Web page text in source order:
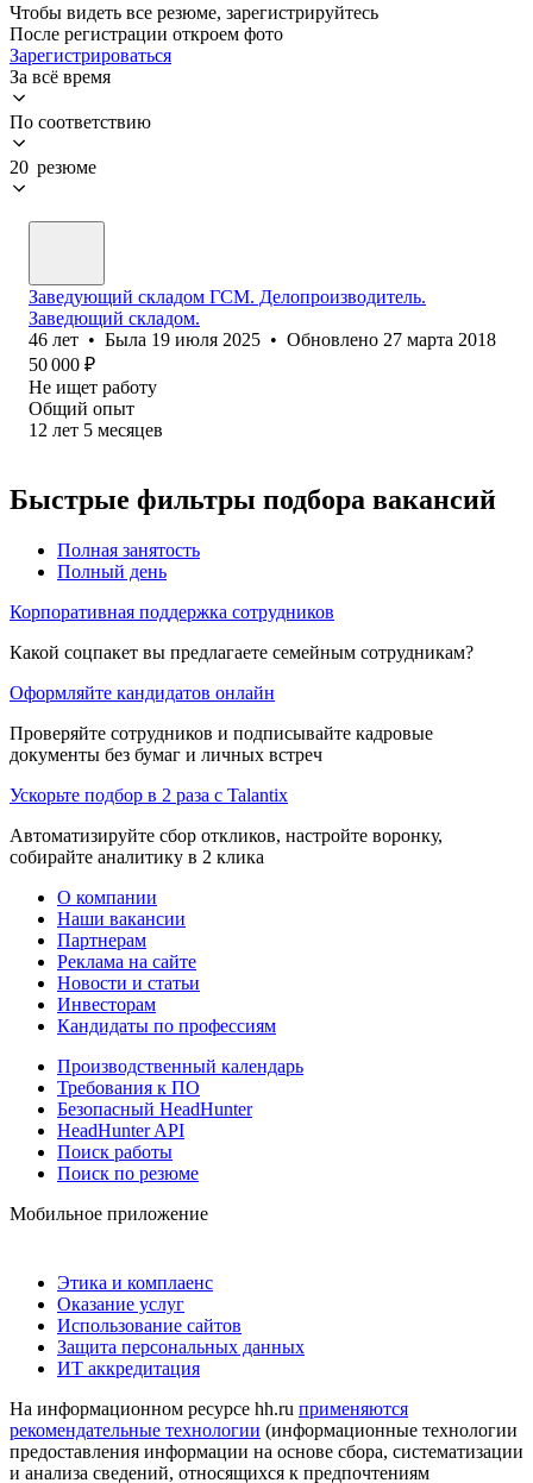
Чтобы видеть все резюме, зарегистрируйтесь
После регистрации откроем фото
Зарегистрироваться
За всё время
По соответствию
20 резюме
Заведующий складом ГСМ. Делопроизводитель.
Заведющий складом.
46 лет • Была 19 июля 2025 • Обновлено 27 марта 2018
50 000 ₽
Не ищет работу
Общий опыт
12 лет 5 месяцев
Быстрые фильтры подбора вакансий
Полная занятость
Полный день
Корпоративная поддержка сотрудников
Какой соцпакет вы предлагаете семейным сотрудникам?
Оформляйте кандидатов онлайн
Проверяйте сотрудников и подписывайте кадровые
документы без бумаг и личных встреч
Ускорьте подбор в 2 раза с Talantix
Автоматизируйте сбор откликов, настройте воронку,
собирайте аналитику в 2 клика
О компании
Наши вакансии
Партнерам
Реклама на сайте
Новости и статьи
Инвесторам
Кандидаты по профессиям
Производственный календарь
Требования к ПО
Безопасный HeadHunter
HeadHunter API
Поиск работы
Поиск по резюме
Мобильное приложение
Этика и комплаенс
Оказание услуг
Использование сайтов
Защита персональных данных
ИТ аккредитация
На информационном ресурсе hh.ru применяются
рекомендательные технологии (информационные технологии
предоставления информации на основе сбора, систематизации
и анализа сведений, относящихся к предпочтениям